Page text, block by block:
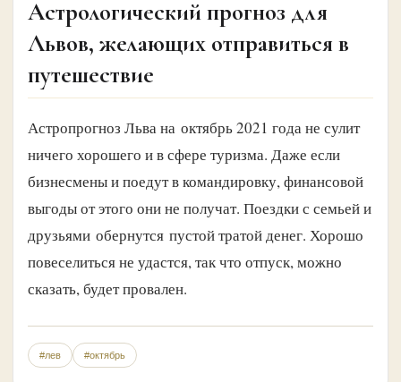
Астрологический прогноз для
Львов, желающих отправиться в
путешествие
Астропрогноз Льва на октябрь 2021 года не сулит
ничего хорошего и в сфере туризма. Даже если
бизнесмены и поедут в командировку, финансовой
выгоды от этого они не получат. Поездки с семьей и
друзьями обернутся пустой тратой денег. Хорошо
повеселиться не удастся, так что отпуск, можно
сказать, будет провален.
#лев #октябрь